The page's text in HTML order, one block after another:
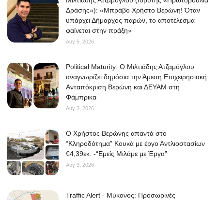
Δράσης»): «Μπράβο Χρήστο Βερώνη! Όταν
υπάρχει Δήμαρχος παρών, το αποτέλεσμα
φαίνεται στην πράξη»
Αυγ 5, 2026
Political Maturity: Ο Μιλτιάδης Ατζαμόγλου
αναγνωρίζει δημόσια την Άμεση Επιχειρησιακή
Ανταπόκριση Βερώνη και ΔΕΥΑΜ στη
Φάμπρικα
Αυγ 3, 2026
O Χρήστος Βερώνης απαντά στο
“Κληροδότημα” Κουκά με έργο Αντλιοστασίων
€4,39εκ. -“Εμείς Μιλάμε με Έργα”
Αυγ 3, 2026
Traffic Alert - Μύκονος: Προσωρινές